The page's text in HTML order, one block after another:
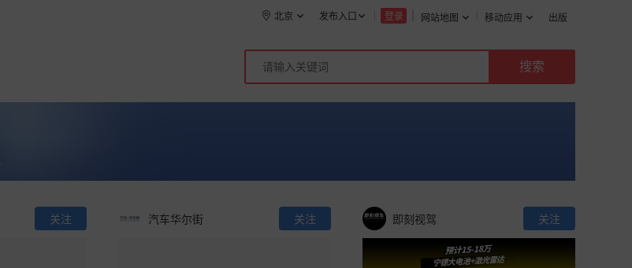
网站地图 移动应用 出版
登录
发布入口
北京
关注 汽车华尔街 关注 即刻视驾 关注